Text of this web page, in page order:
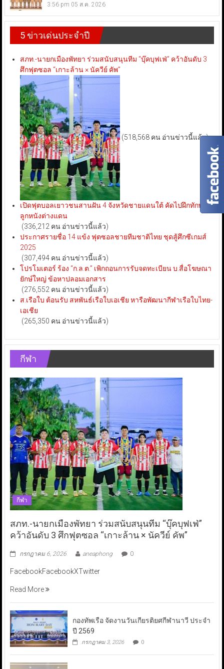
3:56 pm 05 ส.ค. 2026
5 ข่าวเด่นประจำปี
สภท.-นายกเมืองพัทยา ร่วมสนับสนุนทีม “บุ๊คบุฟเฟ่” คว้าอันดับ 3
ศึกฟุตซอล “เกาะล้าน × นัควีย์ คัพ”
(518,568 คน อ่านข่าวนี้แล้ว)
เปิดฟุตบอลเยาวชนสานฝัน 4 จังหวัดชายแดนใต้ คัดไปฝึกทักษะ
ลูกหนังต่างแดน
(336,212 คน อ่านข่าวนี้แล้ว)
ประกาศรายชื่อ 14 แข้ง ฟุตซอลชายทีมชาติไทย ชุดสู้ศึกซีเกมส์
2025
(307,494 คน อ่านข่าวนี้แล้ว)
โปรโมเตอร์ ร้อง “ก.ล.ต.” เพิกถอนการรับจดทะเบียน บ.สื่อโฆษณา
ยักษ์ใหญ่ ข้อหาปลอมเอกสาร
(276,552 คน อ่านข่าวนี้แล้ว)
ส.เรือใบ ต้อนรับ สหพันธ์เรือใบเอเชีย หารือพัฒนากีฬาเรือใบไทย-
เอเชีย
(265,350 คน อ่านข่าวนี้แล้ว)
กีฬา
กีฬา
สภท.-นายกเมืองพัทยา ร่วมสนับสนุนทีม “บุ๊คบุฟเฟ่”
คว้าอันดับ 3 ศึกฟุตซอล “เกาะล้าน × นัควีย์ คัพ”
กรกฎาคม 6, 2026 aneaphong 0
FacebookFacebookXTwitter
Read More
กองทัพเรือ จัดงานวันเกียรติยศกีฬานาวี ประจำ
ปี 2569
กรกฎาคม 3, 2026 0